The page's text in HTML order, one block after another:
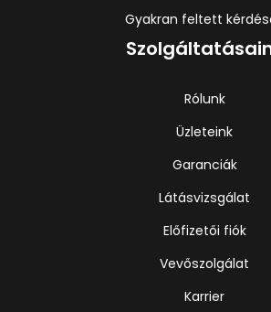
Gyakran feltett
Rólunk
Üzleteink
Garanciák
Látásvizsgálat
Előfizetői fiók
Vevőszolgálat
Karrier